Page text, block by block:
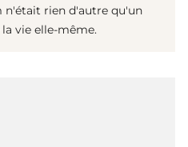
n'était rien d'autre qu'un
vie elle-même.